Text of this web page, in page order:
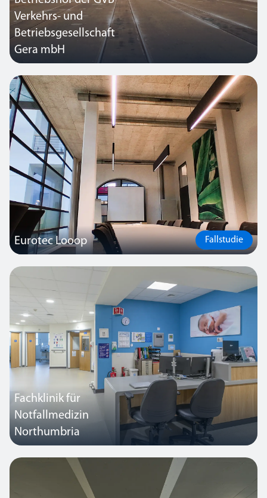
Verkehrs- und
Betriebsgesellschaft
Gera mbH
Durch die Erneuerung der Hallenbeleuchtung auf weiten Teilen des
vor gut 30 Jahren gebauten GVB-Betriebshofs sparen die
Verkehrsbetriebe jetzt im laufenden Betrieb knapp 90 % der bisher
hierfür anfallenden Energie und Stromkosten ein.
Eurotec Looop Fallstudie
In der niederrheinischen Stadt Moers unweit von Düsseldorf,
Bergwerksgebäudes in den letzten drei Jahren nach und nach auf
Beleuchtung und Lichtmanagement von Thorlux umgestellt.
Fachklinik für
Notfallmedizin
Northumbria
Im ersten speziell für die Notfallversorgung errichteten
Krankenhaus Englands arbeiteten die Projektmanager von Thorlux
eng mit den wichtigsten Interessengruppen zusammen, um ein
energieeffizientes, intelligentes Beleuchtungskonzept zu